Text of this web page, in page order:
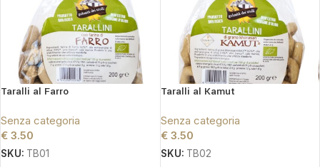
Taralli al Farro
Senza categoria
€ 3.50
SKU: TB01
Taralli al Kamut
Senza categoria
€3.50
SKU: TB02